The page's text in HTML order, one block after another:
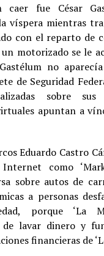
fue César
víspera mientras
con el reparto de
motorizado se le
no
de Seguridad
sobre
apuntan a
Eduardo Castro
como
sobre autos de
a personas
porque ‘La
de lavar dinero y
financieras de